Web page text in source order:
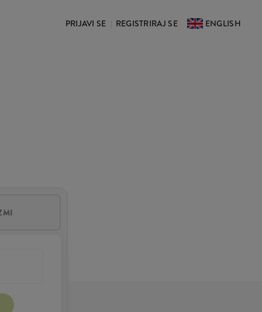
PRIJAVI SE REGISTRIRAJ SE ENGLISH